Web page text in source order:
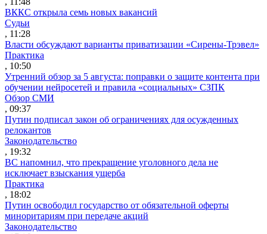
ВККС открыла семь новых вакансий
Судьи
, 11:28
Власти обсуждают варианты приватизации «Сирены-Трэвел»
Практика
, 10:50
Утренний обзор за 5 августа: поправки о защите контента при
обучении нейросетей и правила «социальных» СЗПК
Обзор СМИ
, 09:37
Путин подписал закон об ограничениях для осужденных
релокантов
Законодательство
, 19:32
ВС напомнил, что прекращение уголовного дела не
исключает взыскания ущерба
Практика
, 18:02
Путин освободил государство от обязательной оферты
миноритариям при передаче акций
Законодательство